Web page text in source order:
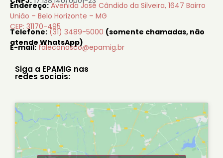
Endereço: Avenida José Cândido da Silveira, 1647 Bairro
União – Belo Horizonte – MG
CEP: 31170-495
Telefone: (31) 3489-5000 (somente chamadas, não
atende WhatsApp)
E-mail: faleconosco@epamig.br
Siga a EPAMIG nas
redes sociais: